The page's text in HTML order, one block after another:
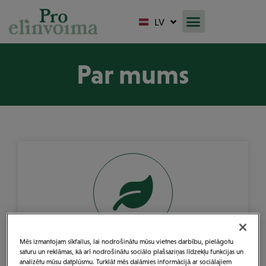
LV
FI
Par mums
Pro Elinvoima
Mēs izmantojam sīkfailus, lai nodrošinātu mūsu vietnes darbību, pielāgotu
saturu un reklāmas, kā arī nodrošinātu sociālo plašsaziņas līdzekļu funkcijas un
analizētu mūsu datplūsmu. Turklāt mēs dalāmies informācijā ar sociālajiem